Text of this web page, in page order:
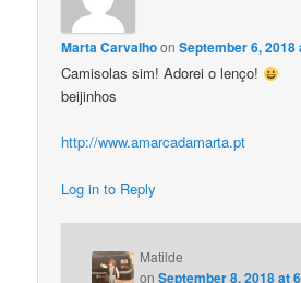
Marta CarvalhoonSeptember 6, 2018
Camisolas sim! Adorei o lenço!
beijinhos
http://www.amarcadamarta.pt
Log in to Reply
Matilde
onSeptember 8, 2018 at